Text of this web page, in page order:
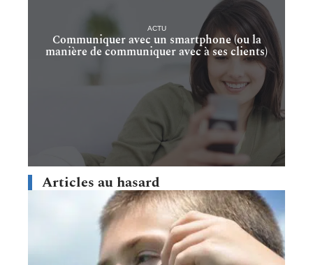
ACTU
Communiquer avec un smartphone (ou la
manière de communiquer avec à ses clients)
Articles au hasard